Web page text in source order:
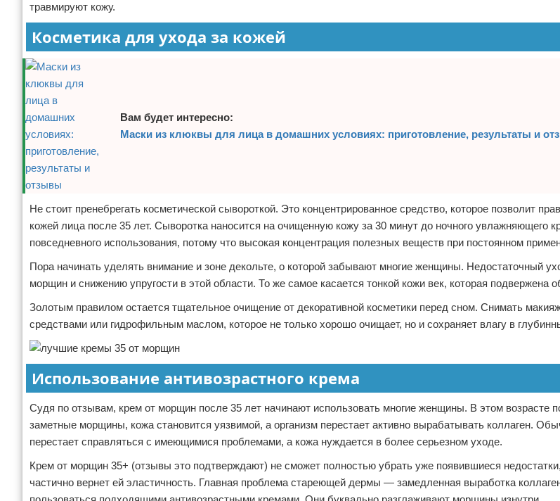
травмируют кожу.
Косметика для ухода за кожей
Вам будет интересно:
Маски из клюквы для лица в домашних условиях: приготовление, результаты и
Не стоит пренебрегать косметической сывороткой. Это концентрированное средство, которое позволит
кожей лица после 35 лет. Сыворотка наносится на очищенную кожу за 30 минут до ночного увлажняющего
повседневного использования, потому что высокая концентрация полезных веществ при постоянном
Пора начинать уделять внимание и зоне декольте, о которой забывают многие женщины. Недостаточный
морщин и снижению упругости в этой области. То же самое касается тонкой кожи век, которая подвержена
Золотым правилом остается тщательное очищение от декоративной косметики перед сном. Снимать
средствами или гидрофильным маслом, которое не только хорошо очищает, но и сохраняет влагу в
Использование антивозрастного крема
Судя по отзывам, крем от морщин после 35 лет начинают использовать многие женщины. В этом возрасте
заметные морщины, кожа становится уязвимой, а организм перестает активно вырабатывать коллаген.
перестает справляться с имеющимися проблемами, а кожа нуждается в более серьезном уходе.
Крем от морщин 35+ (отзывы это подтверждают) не сможет полностью убрать уже появившиеся
частично вернет ей эластичность. Главная проблема стареющей дермы — замедленная выработка